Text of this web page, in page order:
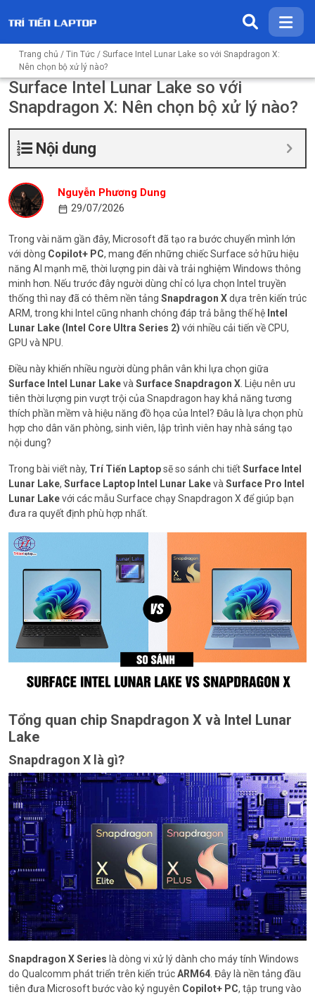
Trang chủ / Tin Tức / Surface Intel Lunar Lake so với Snapdragon X:
Nên chọn bộ xử lý nào?
Surface Intel Lunar Lake so với
Snapdragon X: Nên chọn bộ xử lý nào?
Nội dung
Nguyễn Phương Dung
29/07/2026
Trong vài năm gần đây, Microsoft đã tạo ra bước chuyển mình lớn
với dòng Copilot+ PC, mang đến những chiếc Surface sở hữu hiệu
năng AI mạnh mẽ, thời lượng pin dài và trải nghiệm Windows thông
minh hơn. Nếu trước đây người dùng chỉ có lựa chọn Intel truyền
thống thì nay đã có thêm nền tảng Snapdragon Xdựa trên kiến trúc
ARM, trong khi Intel cũng nhanh chóng đáp trả bằng thế hệ Intel
Lunar Lake (Intel Core Ultra Series 2) với nhiều cải tiến về CPU,
GPU và NPU.
Điều này khiến nhiều người dùng phân vân khi lựa chọn giữa
Surface Intel Lunar Lakevà Surface Snapdragon X . Liệu nên ưu
tiên thời lượng pin vượt trội của Snapdragon hay khả năng tương
thích phần mềm và hiệu năng đồ họa của Intel? Đâu là lựa chọn phù
hợp cho dân văn phòng, sinh viên, lập trình viên hay nhà sáng tạo
nội dung?
Trong bài viết này, Trí Tiến Laptopsẽ so sánh chi tiếtSurface Intel
Lunar Lake, Surface Laptop Intel Lunar Lakevà Surface Pro Intel
Lunar Lakevới các mẫu Surface chạy Snapdragon X để giúp bạn
đưa ra quyết định phù hợp nhất.
Tổng quan chip Snapdragon X và Intel Lunar
Lake
Snapdragon X là gì?
Snapdragon X Series là dòng vi xử lý dành cho máy tính Windows
do Qualcomm phát triển trên kiến trúcARM64. Đây là nền tảng đầu
tiên đưa Microsoft bước vào kỷ nguyên Copilot+ PC, tập trung vào